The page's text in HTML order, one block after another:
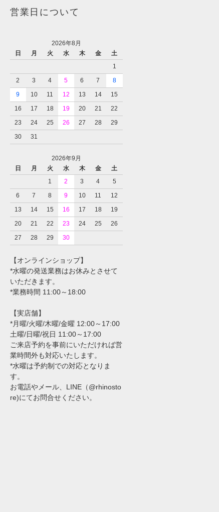
営業日について
2026年8月
日
月 火 水 木 金
土
1
2
3 4 5 6 7
8
9
10 11 12 13 14
15
16
17 18 19 20 21
22
23
24 25 26 27 28
29
30
31
2026年9月
日
月 火 水 木 金
土
1
2 3 4
5
6
7 8 9 10 11
12
13
14 15 16 17 18
19
20
21 22 23 24 25
26
27
28 29 30
【オンラインショップ】
*水曜の発送業務はお休みとさせて
いただきます。
*業務時間 11:00～18:00
【実店舗】
*月曜/火曜/木曜/金曜 12:00～17:00
土曜/日曜/祝日 11:00～17:00
ご来店予約を事前にいただければ営
業時間外も対応いたします。
*水曜は予約制での対応となりま
す。
お電話やメール、LINE（@rhinosto
re)にてお問合せください。